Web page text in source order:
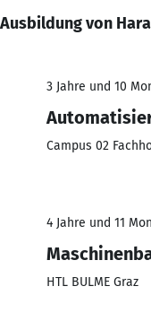
Ausbildung von
3 Jahre und 10
Campus 02
4 Jahre und 11
HTL BULME Graz